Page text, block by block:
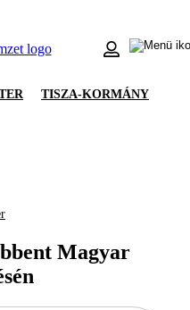
TISZA-KORMÁNY
Magyar